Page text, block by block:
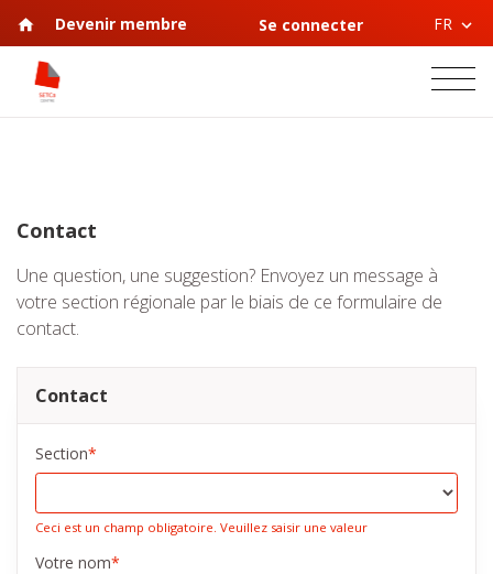
Devenir membre Se connecter FR
Contact
Une question, une suggestion? Envoyez un message à
votre section régionale par le biais de ce formulaire de
contact.
Contact
Section*
Ceci est un champ obligatoire. Veuillez saisir une valeur
Votre nom*